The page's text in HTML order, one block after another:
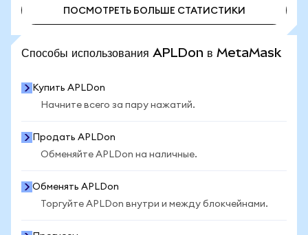
ПОСМОТРЕТЬ БОЛЬШЕ СТАТИСТИКИ
Способы использования APLDon в MetaMask
Купить APLDon
Начните всего за пару нажатий.
Продать APLDon
Обменяйте APLDon на наличные.
Обменять APLDon
Торгуйте APLDon внутри и между блокчейнами.